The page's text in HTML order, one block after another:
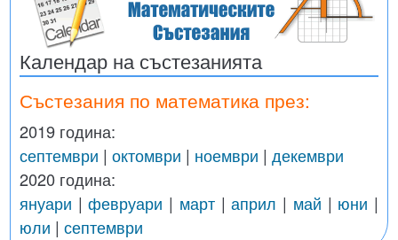
Календар на състезанията
Състезания по математика през:
2019 година:
септември | октомври | ноември | декември
2020 година:
януари |февруари | март|април | май | юни |
юли | септември